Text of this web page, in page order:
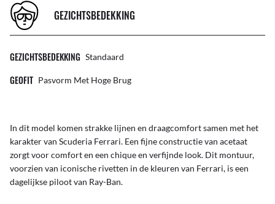
GEZICHTSBEDEKKING
GEZICHTSBEDEKKING Standaard
GEOFIT Pasvorm Met Hoge Brug
In dit model komen strakke lijnen en draagcomfort samen met het
karakter van Scuderia Ferrari. Een fijne constructie van acetaat
zorgt voor comfort en een chique en verfijnde look. Dit montuur,
voorzien van iconische rivetten in de kleuren van Ferrari, is een
dagelijkse piloot van Ray-Ban.